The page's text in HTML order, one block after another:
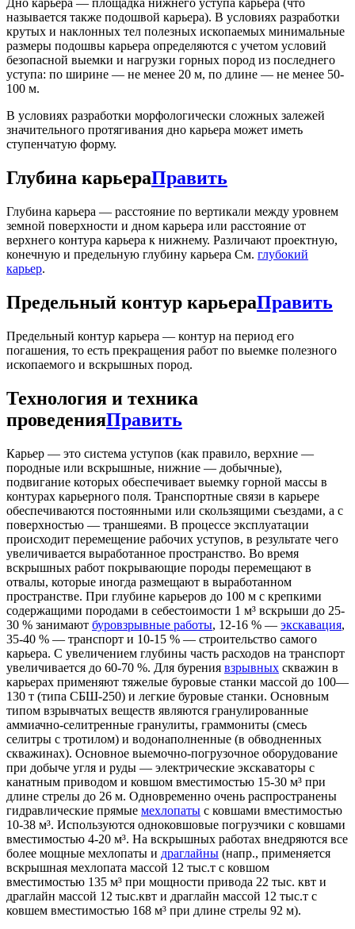
Дно карьера — площадка нижнего уступа карьера (что
называется также подошвой карьера). В условиях разработки
крутых и наклонных тел полезных ископаемых минимальные
размеры подошвы карьера определяются с учетом условий
безопасной выемки и нагрузки горных пород из последнего
уступа: по ширине — не менее 20 м, по длине — не менее 50-
100 м.
В условиях разработки морфологически сложных залежей
значительного протягивания дно карьера может иметь
ступенчатую форму.
Глубина карьераПравить
Глубина карьера — расстояние по вертикали между уровнем
земной поверхности и дном карьера или расстояние от
верхнего контура карьера к нижнему. Различают проектную,
конечную и предельную глубину карьера См. глубокий
карьер.
Предельный контур карьераПравить
Предельный контур карьера — контур на период его
погашения, то есть прекращения работ по выемке полезного
ископаемого и вскрышных пород.
Технология и техника
проведенияПравить
Карьер — это система уступов (как правило, верхние —
породные или вскрышные, нижние — добычные),
подвигание которых обеспечивает выемку горной массы в
контурах карьерного поля. Транспортные связи в карьере
обеспечиваются постоянными или скользящими съездами, а с
поверхностью — траншеями. В процессе эксплуатации
происходит перемещение рабочих уступов, в результате чего
увеличивается выработанное пространство. Во время
вскрышных работ покрывающие породы перемещают в
отвалы, которые иногда размещают в выработанном
пространстве. При глубине карьеров до 100 м с крепкими
содержащими породами в себестоимости 1 м³ вскрыши до 25-
30 % занимают буровзрывные работы, 12-16 % — экскавация,
35-40 % — транспорт и 10-15 % — строительство самого
карьера. С увеличением глубины часть расходов на транспорт
увеличивается до 60-70 %. Для бурения взрывных скважин в
карьерах применяют тяжелые буровые станки массой до 100—
130 т (типа СБШ-250) и легкие буровые станки. Основным
типом взрывчатых веществ являются гранулированные
аммиачно-селитренные гранулиты, граммониты (смесь
селитры с тротилом) и водонаполненные (в обводненных
скважинах). Основное выемочно-погрузочное оборудование
при добыче угля и руды — электрические экскаваторы с
канатным приводом и ковшом вместимостью 15-30 м³ при
длине стрелы до 26 м. Одновременно очень распространены
гидравлические прямые мехлопаты с ковшами вместимостью
10-38 м³. Используются одноковшовые погрузчики с ковшами
вместимостью 4-20 м³. На вскрышных работах внедряются все
более мощные мехлопаты и драглайны (напр., применяется
вскрышная мехлопата массой 12 тыс.т с ковшом
вместимостью 135 м³ при мощности привода 22 тыс. квт и
драглайн массой 12 тыс.квт и драглайн массой 12 тыс.т с
ковшем вместимостью 168 м³ при длине стрелы 92 м).